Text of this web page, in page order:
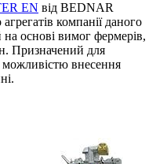
EN від BEDNAR
компанії даного
основі вимог фермерів,
Призначений для
можливістю внесення